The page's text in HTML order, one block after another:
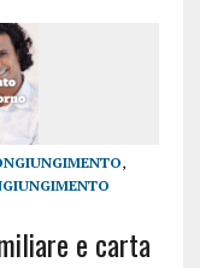
,
e carta